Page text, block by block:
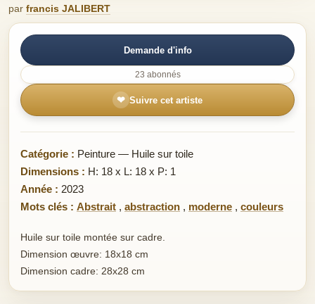
par francis JALIBERT
Demande d'info
23 abonnés
❤ Suivre cet artiste
Catégorie : Peinture — Huile sur toile
Dimensions : H: 18 x L: 18 x P: 1
Année : 2023
Mots clés : Abstrait , abstraction , moderne , couleurs
Huile sur toile montée sur cadre.
Dimension œuvre: 18x18 cm
Dimension cadre: 28x28 cm